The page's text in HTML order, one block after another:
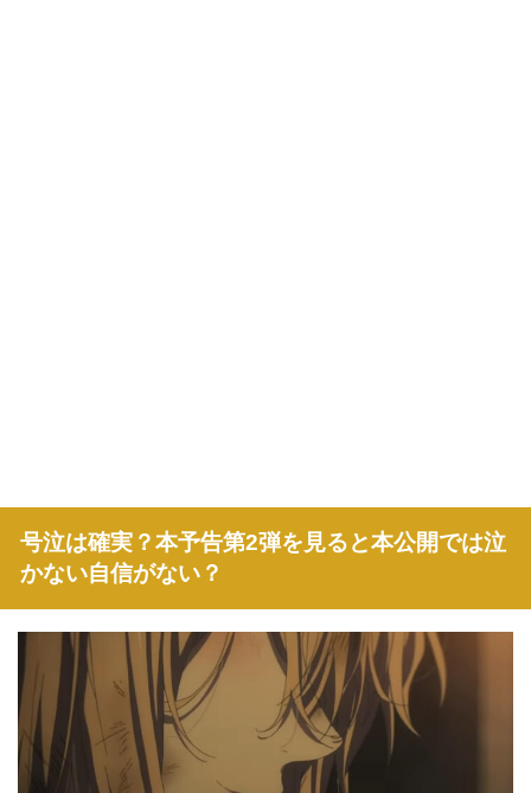
号泣は確実？本予告第2弾を見ると本公開では泣
かない自信がない？